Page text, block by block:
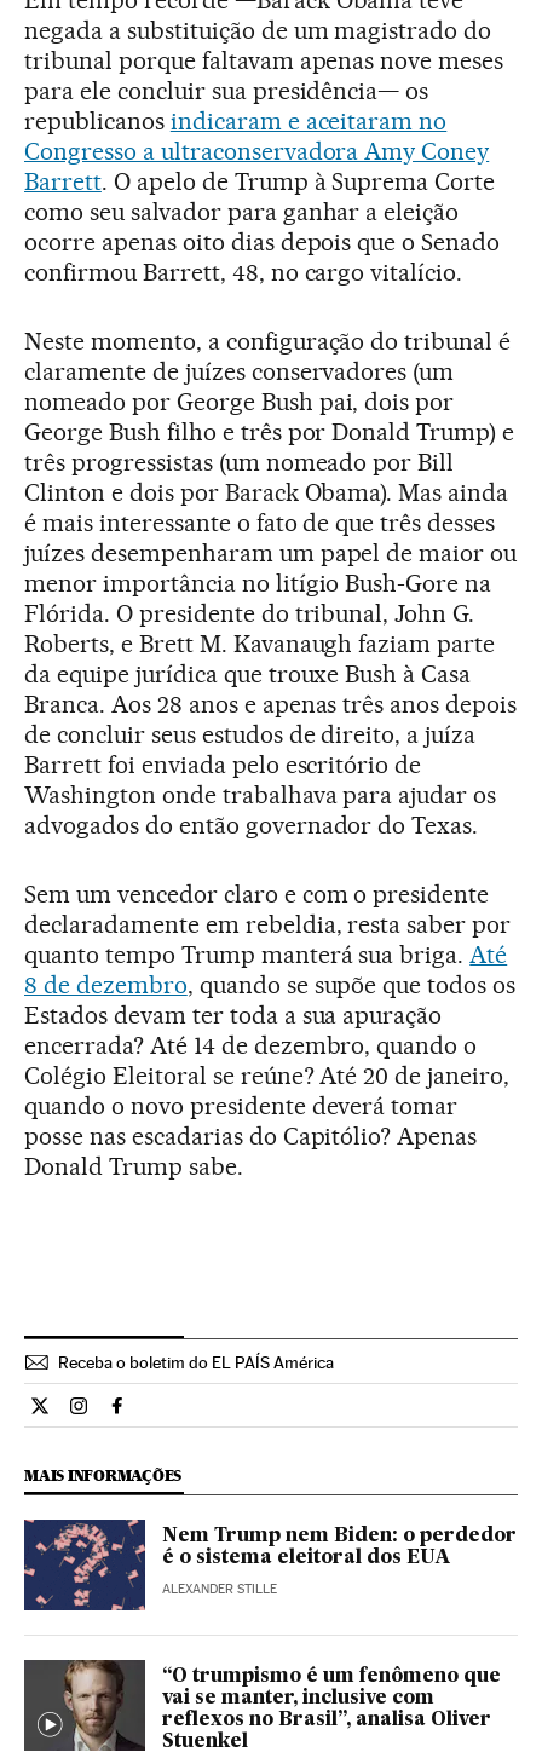
negada a substituição de um magistrado do
tribunal porque faltavam apenas nove meses
para ele concluir sua presidência— os
republicanos indicaram e aceitaram no
Congresso a ultraconservadora Amy Coney
Barrett. O apelo de Trump à Suprema Corte
como seu salvador para ganhar a eleição
ocorre apenas oito dias depois que o Senado
confirmou Barrett, 48, no cargo vitalício.
Neste momento, a configuração do tribunal é
claramente de juízes conservadores (um
nomeado por George Bush pai, dois por
George Bush filho e três por Donald Trump) e
três progressistas (um nomeado por Bill
Clinton e dois por Barack Obama). Mas ainda
é mais interessante o fato de que três desses
juízes desempenharam um papel de maior ou
menor importância no litígio Bush-Gore na
Flórida. O presidente do tribunal, John G.
Roberts, e Brett M. Kavanaugh faziam parte
da equipe jurídica que trouxe Bush à Casa
Branca. Aos 28 anos e apenas três anos depois
de concluir seus estudos de direito, a juíza
Barrett foi enviada pelo escritório de
Washington onde trabalhava para ajudar os
advogados do então governador do Texas.
Sem um vencedor claro e com o presidente
declaradamente em rebeldia, resta saber por
quanto tempo Trump manterá sua briga.Até
8 de dezembro, quando se supõe que todos os
Estados devam ter toda a sua apuração
encerrada? Até 14 de dezembro, quando o
Colégio Eleitoral se reúne? Até 20 de janeiro,
quando o novo presidente deverá tomar
posse nas escadarias do Capitólio? Apenas
Donald Trump sabe.
Receba o boletim do EL PAÍS América
Internacional El País Brasil en Twitter
Internacional El País Brasil en Instagram
Internacional El País Brasil en Facebook
MAIS INFORMAÇÕES
Nem Trump nem Biden: o perdedor
é o sistema eleitoral dos EUA
ALEXANDER STILLE
“O trumpismo é um fenômeno que
vai se manter, inclusive com
reflexos no Brasil”, analisa Oliver
Stuenkel